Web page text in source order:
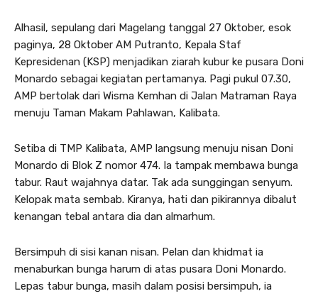
Alhasil, sepulang dari Magelang tanggal 27 Oktober, esok
paginya, 28 Oktober AM Putranto, Kepala Staf
Kepresidenan (KSP) menjadikan ziarah kubur ke pusara Doni
Monardo sebagai kegiatan pertamanya. Pagi pukul 07.30,
AMP bertolak dari Wisma Kemhan di Jalan Matraman Raya
menuju Taman Makam Pahlawan, Kalibata.
Setiba di TMP Kalibata, AMP langsung menuju nisan Doni
Monardo di Blok Z nomor 474. Ia tampak membawa bunga
tabur. Raut wajahnya datar. Tak ada sunggingan senyum.
Kelopak mata sembab. Kiranya, hati dan pikirannya dibalut
kenangan tebal antara dia dan almarhum.
Bersimpuh di sisi kanan nisan. Pelan dan khidmat ia
menaburkan bunga harum di atas pusara Doni Monardo.
Lepas tabur bunga, masih dalam posisi bersimpuh, ia